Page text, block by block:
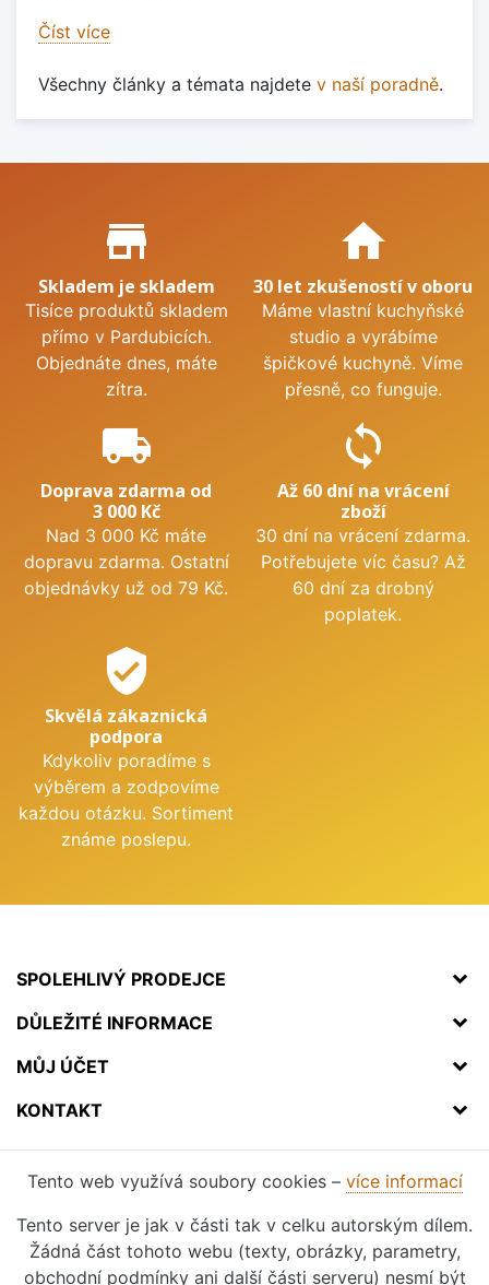
Číst více
Všechny články a témata najdete v naší poradně.
Proč nakupovat u nás?
store_mall_directory
Skladem je skladem
Tisíce produktů skladem
přímo v Pardubicích.
Objednáte dnes, máte
zítra.
home
30 let zkušeností v oboru
Máme vlastní kuchyňské
studio a vyrábíme
špičkové kuchyně. Víme
přesně, co funguje.
local_shipping
Doprava zdarma od
3 000 Kč
Nad 3 000 Kč máte
dopravu zdarma. Ostatní
objednávky už od 79 Kč.
sync
Až 60 dní na vrácení
zboží
30 dní na vrácení zdarma.
Potřebujete víc času? Až
60 dní za drobný
poplatek.
verified_user
Skvělá zákaznická
podpora
Kdykoliv poradíme s
výběrem a zodpovíme
každou otázku. Sortiment
známe poslepu.
SPOLEHLIVÝ PRODEJCE
DŮLEŽITÉ INFORMACE
MŮJ ÚČET
KONTAKT
Tento web využívá soubory cookies – více informací
Tento server je jak v části tak v celku autorským dílem.
Žádná část tohoto webu (texty, obrázky, parametry,
obchodní podmínky ani další části serveru) nesmí být